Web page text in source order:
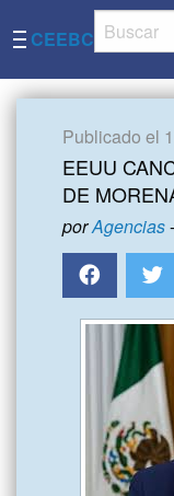
CEEBC
Publicado el
EEUU
DE
porAgencias-